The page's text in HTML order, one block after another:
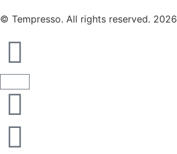
© Tempresso. All rights reserved. 2026